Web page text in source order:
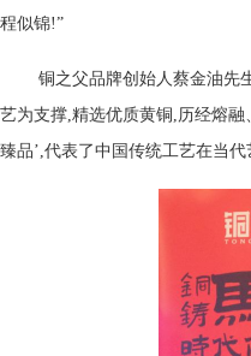
程似锦!”
铜之父品牌创始人蔡金油先
艺为支撑,精选优质黄铜,历经熔
臻品’,代表了中国传统工艺在当